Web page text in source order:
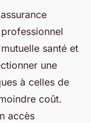
santé et
une
à celles de
coût.
accès